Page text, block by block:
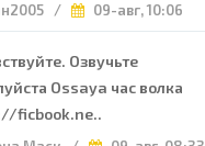
/ 09-авг, 10:06
Озвучьте
Ossaya час волка
ficbook.ne..